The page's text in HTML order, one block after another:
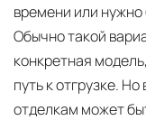
времени или
Обычно такой
конкретная
путь к отгрузке.
отделкам может